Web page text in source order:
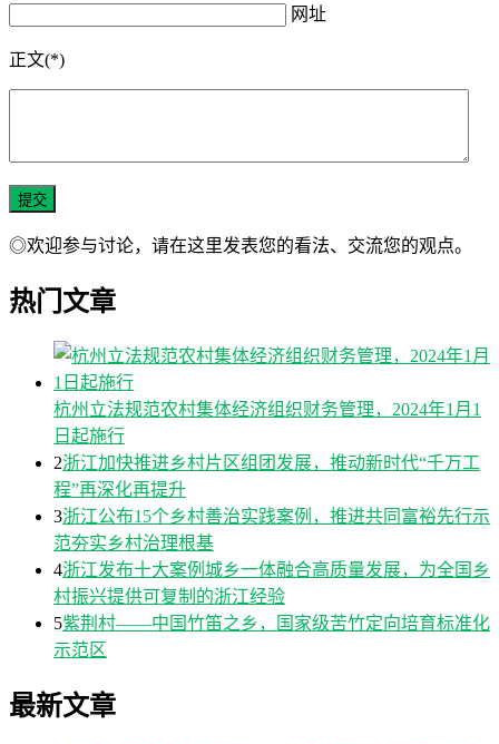
网址
正文(*)
◎欢迎参与讨论，请在这里发表您的看法、交流您的观点。
热门文章
杭州立法规范农村集体经济组织财务管理，2024年1月1
日起施行
2浙江加快推进乡村片区组团发展，推动新时代“千万工
程”再深化再提升
3浙江公布15个乡村善治实践案例，推进共同富裕先行示
范夯实乡村治理根基
4浙江发布十大案例城乡一体融合高质量发展，为全国乡
村振兴提供可复制的浙江经验
5紫荆村——中国竹笛之乡，国家级苦竹定向培育标准化
示范区
最新文章